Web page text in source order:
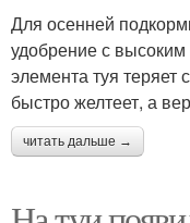
Для осенней
удобрение с
элемента туя теряет
быстро желтеет, а
читать дальше →